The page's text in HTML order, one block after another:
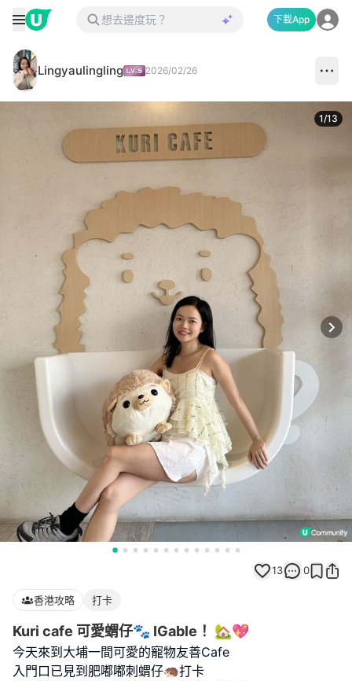
下載App
Lingyaulingling 2026/02/26
1/13
13 0
香港攻略 打卡
Kuri cafe 可愛蝟仔🐾 IGable！ 🏡💖
今天來到大埔一間可愛的寵物友善Cafe
入門口已見到肥嘟嘟刺蝟仔🦔打卡